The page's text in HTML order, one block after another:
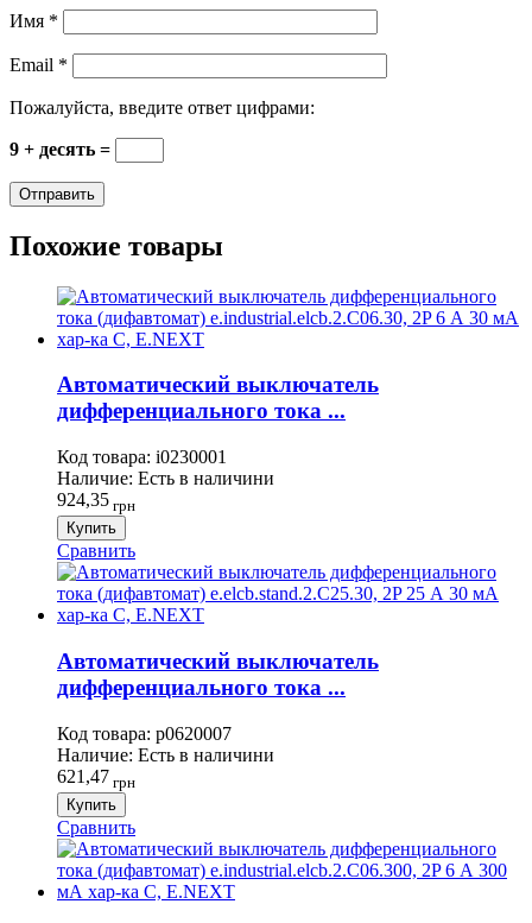
Имя *
Email *
Пожалуйста, введите ответ цифрами:
9 + десять =
Похожие товары
Автоматический выключатель
дифференциального тока ...
Код товара: i0230001
Наличие: Есть в наличини
924,35 грн
Купить
Сравнить
Автоматический выключатель
дифференциального тока ...
Код товара: p0620007
Наличие: Есть в наличини
621,47 грн
Купить
Сравнить